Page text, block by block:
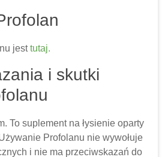
jesttutaj.
i skutki
To suplement na łysienie oparty
Profolanu nie wywołuje
i nie ma przeciwskazań do